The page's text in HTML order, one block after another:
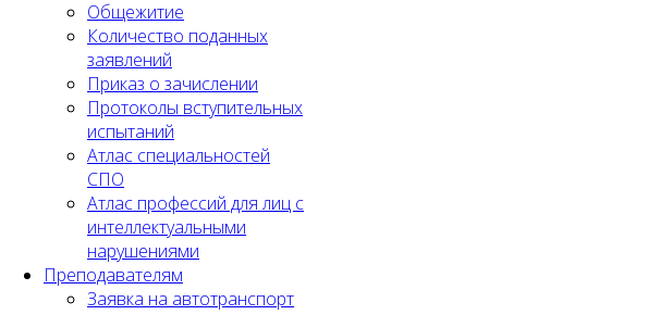
Общежитие
Количество поданных
заявлений
Приказ о зачислении
Протоколы вступительных
испытаний
Атлас специальностей
СПО
Атлас профессий для лиц с
интеллектуальными
нарушениями
Преподавателям
Заявка на автотранспорт